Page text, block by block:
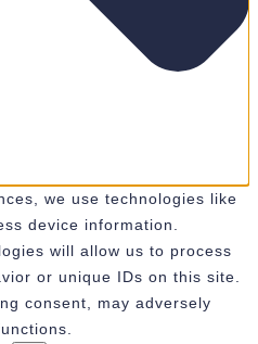
we use technologies like
device information.
will allow us to process
or unique IDs on this site.
consent, may adversely